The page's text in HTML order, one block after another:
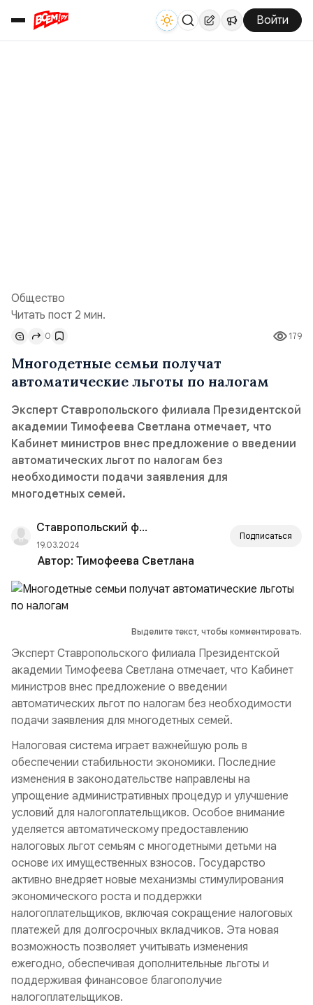
Войти
Общество
Читать пост 2 мин.
179
0
Многодетные семьи получат
автоматические льготы по налогам
Эксперт Ставропольского филиала Президентской
академии Тимофеева Светлана отмечает, что
Кабинет министров внес предложение о введении
автоматических льгот по налогам без
необходимости подачи заявления для
многодетных семей.
Ставропольский филиал РАНХиГС
19.03.2024
Подписаться
Автор: Тимофеева Светлана
Выделите текст, чтобы комментировать.
Эксперт Ставропольского филиала Президентской
академии Тимофеева Светлана отмечает, что Кабинет
министров внес предложение о введении
автоматических льгот по налогам без необходимости
подачи заявления для многодетных семей.
Налоговая система играет важнейшую роль в
обеспечении стабильности экономики. Последние
изменения в законодательстве направлены на
упрощение административных процедур и улучшение
условий для налогоплательщиков. Особое внимание
уделяется автоматическому предоставлению
налоговых льгот семьям с многодетными детьми на
основе их имущественных взносов. Государство
активно внедряет новые механизмы стимулирования
экономического роста и поддержки
налогоплательщиков, включая сокращение налоговых
платежей для долгосрочных вкладчиков. Эта новая
возможность позволяет учитывать изменения
ежегодно, обеспечивая дополнительные льготы и
поддерживая финансовое благополучие
налогоплательщиков.